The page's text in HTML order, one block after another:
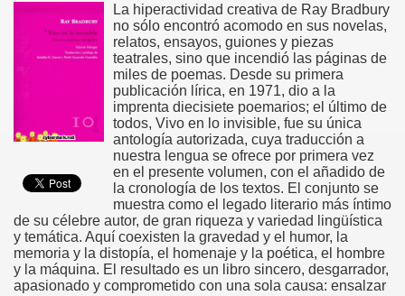
La hiperactividad creativa de Ray Bradbury
no sólo encontró acomodo en sus novelas,
relatos, ensayos, guiones y piezas
teatrales, sino que incendió las páginas de
miles de poemas. Desde su primera
publicación lírica, en 1971, dio a la
imprenta diecisiete poemarios; el último de
todos, Vivo en lo invisible, fue su única
antología autorizada, cuya traducción a
nuestra lengua se ofrece por primera vez
en el presente volumen, con el añadido de
la cronología de los textos. El conjunto se
muestra como el legado literario más íntimo
de su célebre autor, de gran riqueza y variedad lingüística
y temática. Aquí coexisten la gravedad y el humor, la
memoria y la distopía, el homenaje y la poética, el hombre
y la máquina. El resultado es un libro sincero, desgarrador,
apasionado y comprometido con una sola causa: ensalzar